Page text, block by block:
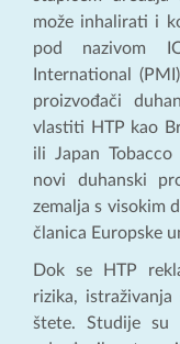
može inhalirati i
pod nazivom
International
proizvođači
vlastiti HTP kao
ili Japan
novi duhanski
zemalja s visokim
članica Europske
Dok se HTP
rizika,
štete. Studije su